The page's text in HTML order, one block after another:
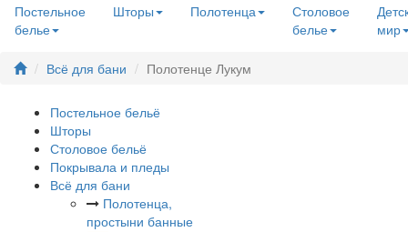
Постельное
белье
Шторы Полотенца
Столовое
белье
мир
Всё для бани Полотенце Лукум
Постельное бельё
Шторы
Столовое бельё
Покрывала и пледы
Всё для бани
Полотенца,
простыни банные